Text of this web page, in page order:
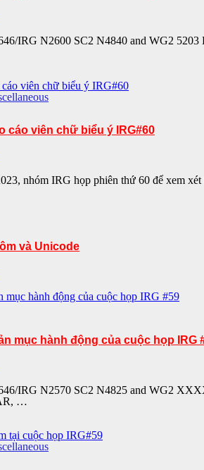
IRG N2600 SC2 N4840 and WG2
cáo viên chữ biểu ý IRG#60
nhóm IRG họp phiên thứ 60 để xem
và Unicode
mục hành động của cuộc họp IRG
IRG N2570 SC2 N4825 and WG2
…